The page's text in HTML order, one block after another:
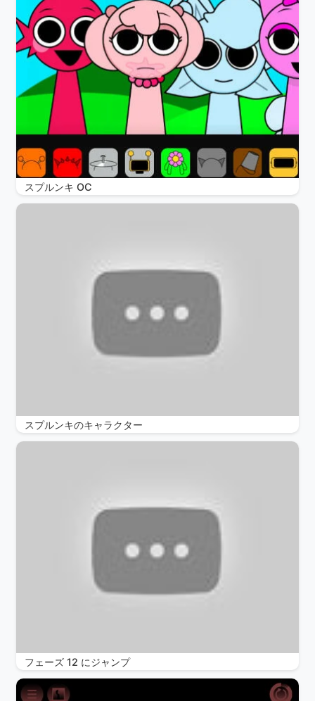
スプルンキ OC
スプルンキのキャラクター
フェーズ 12 にジャンプ